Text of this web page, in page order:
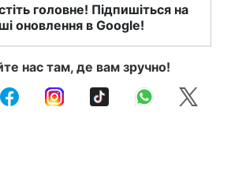
головне! Підпишіться на
оновлення в Google!
нас там, де вам зручно!